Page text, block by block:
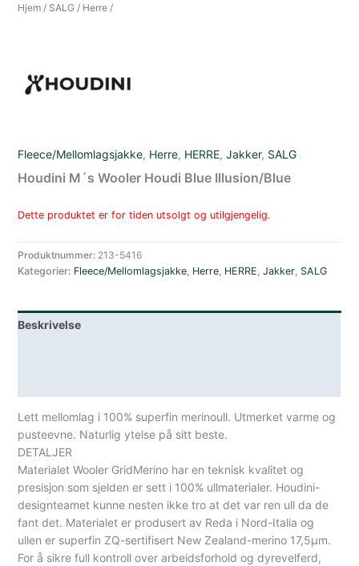
Hjem / SALG / Herre /
Fleece/Mellomlagsjakke, Herre, HERRE,Jakker, SALG
Houdini M´s Wooler Houdi Blue Illusion/Blue
Dette produktet er for tiden utsolgt og utilgjengelig.
Produktnummer: 213-5416
Kategorier: Fleece/Mellomlagsjakke, Herre, HERRE,Jakker, SALG
Beskrivelse
Lett mellomlag i 100% superfin merinoull. Utmerket varme og
pusteevne. Naturlig ytelse på sitt beste.
DETALJER
Materialet Wooler GridMerino har en teknisk kvalitet og
presisjon som sjelden er sett i 100% ullmaterialer. Houdini-
designteamet kunne nesten ikke tro at det var ren ull da de
fant det. Materialet er produsert av Reda i Nord-Italia og
ullen er superfin ZQ-sertifisert New Zealand-merino 17,5µm.
For å sikre full kontroll over arbeidsforhold og dyrevelferd,